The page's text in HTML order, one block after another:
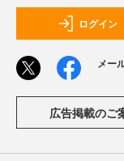
ログイン
メー
広告掲載のご